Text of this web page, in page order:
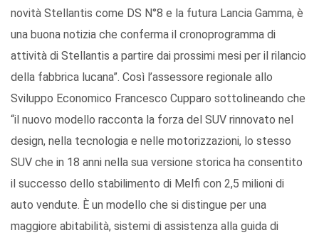
novità Stellantis come DS N°8 e la futura Lancia Gamma, è
una buona notizia che conferma il cronoprogramma di
attività di Stellantis a partire dai prossimi mesi per il rilancio
della fabbrica lucana”. Così l’assessore regionale allo
Sviluppo Economico Francesco Cupparo sottolineando che
“il nuovo modello racconta la forza del SUV rinnovato nel
design, nella tecnologia e nelle motorizzazioni, lo stesso
SUV che in 18 anni nella sua versione storica ha consentito
il successo dello stabilimento di Melfi con 2,5 milioni di
auto vendute. È un modello che si distingue per una
maggiore abitabilità, sistemi di assistenza alla guida di